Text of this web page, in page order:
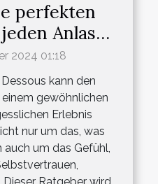
perfekten
Anlass
2024 01:18
kann den
gewöhnlichen
Erlebnis
nur um das, was
um das Gefühl,